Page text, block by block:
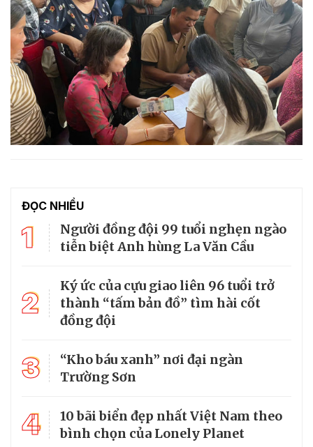
ĐỌC NHIỀU
1
Người đồng đội 99 tuổi nghẹn ngào
tiễn biệt Anh hùng La Văn Cầu
2
Ký ức của cựu giao liên 96 tuổi trở
thành “tấm bản đồ” tìm hài cốt
đồng đội
3
“Kho báu xanh” nơi đại ngàn
Trường Sơn
4
10 bãi biển đẹp nhất Việt Nam theo
bình chọn của Lonely Planet